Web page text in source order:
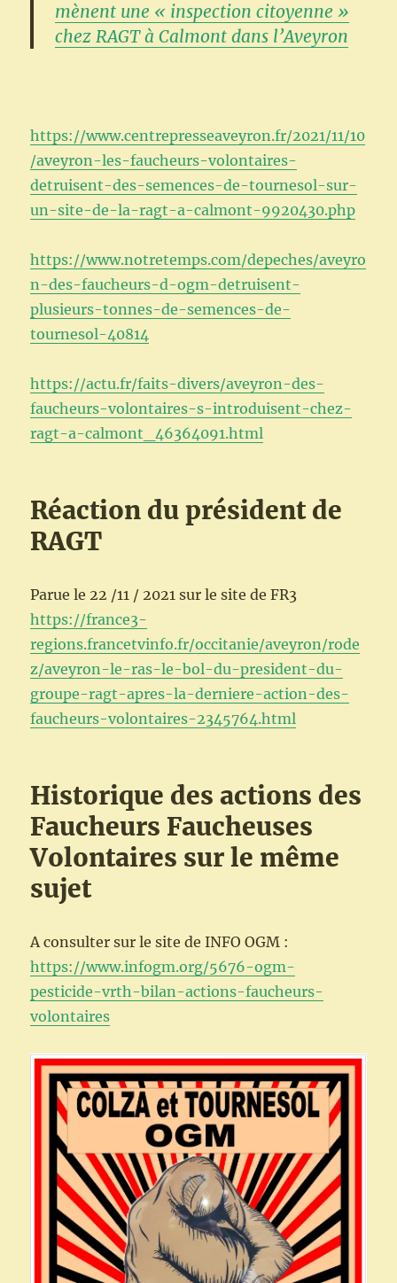
mènent une « inspection citoyenne »
chez RAGT à Calmont dans l’Aveyron
https://www.centrepresseaveyron.fr/2021/11/10
/aveyron-les-faucheurs-volontaires-
detruisent-des-semences-de-tournesol-sur-
un-site-de-la-ragt-a-calmont-9920430.php
https://www.notretemps.com/depeches/aveyro
n-des-faucheurs-d-ogm-detruisent-
plusieurs-tonnes-de-semences-de-
tournesol-40814
https://actu.fr/faits-divers/aveyron-des-
faucheurs-volontaires-s-introduisent-chez-
ragt-a-calmont_46364091.html
Réaction du président de
RAGT
Parue le 22 /11 / 2021 sur le site de FR3
https://france3-
regions.francetvinfo.fr/occitanie/aveyron/rode
z/aveyron-le-ras-le-bol-du-president-du-
groupe-ragt-apres-la-derniere-action-des-
faucheurs-volontaires-2345764.html
Historique des actions des
Faucheurs Faucheuses
Volontaires sur le même
sujet
A consulter sur le site de INFO OGM :
https://www.infogm.org/5676-ogm-
pesticide-vrth-bilan-actions-faucheurs-
volontaires